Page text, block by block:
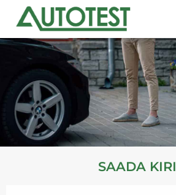
SAADA KIRI